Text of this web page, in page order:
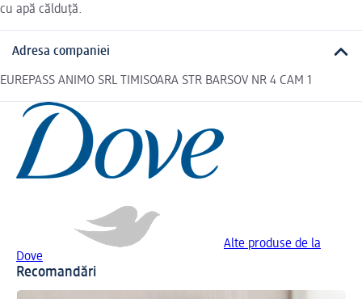
cu apă călduță.
Adresa companiei
EUREPASS ANIMO SRL TIMISOARA STR BARSOV NR 4 CAM 1
Alte produse de la
Dove
Recomandări